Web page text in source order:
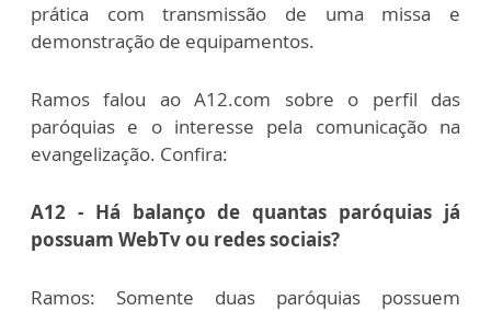
prática com transmissão de uma missa e
demonstração de equipamentos.
Ramos falou ao A12.com sobre o perfil das
paróquias e o interesse pela comunicação na
evangelização. Confira:
A12 - Há balanço de quantas paróquias já
possuam WebTv ou redes sociais?
Ramos: Somente duas paróquias possuem